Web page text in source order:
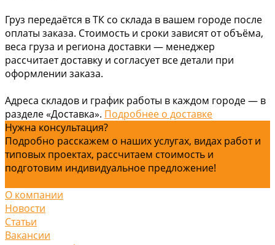
Груз передаётся в ТК со склада в вашем городе после
оплаты заказа. Стоимость и сроки зависят от объёма,
веса груза и региона доставки — менеджер
рассчитает доставку и согласует все детали при
оформлении заказа.
Адреса складов и график работы в каждом городе — в
разделе «Доставка». Подробнее о доставке
Нужна консультация?
Подробно расскажем о наших услугах, видах работ и
типовых проектах, рассчитаем стоимость и
подготовим индивидуальное предложение!
О компании
Новости
Статьи
Вакансии